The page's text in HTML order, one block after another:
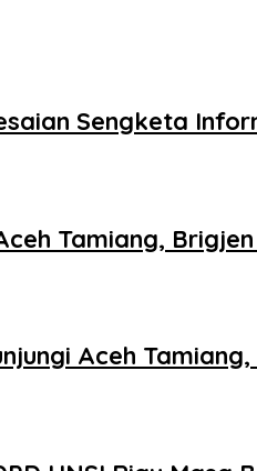
Sengketa
Tamiang,
Aceh